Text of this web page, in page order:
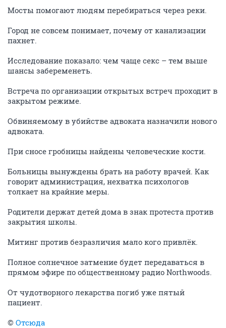
Мосты помогают людям перебираться через реки.
Город не совсем понимает, почему от канализации
пахнет.
Исследование показало: чем чаще секс – тем выше
шансы забеременеть.
Встреча по организации открытых встреч проходит в
закрытом режиме.
Обвиняемому в убийстве адвоката назначили нового
адвоката.
При сносе гробницы найдены человеческие кости.
Больницы вынуждены брать на работу врачей. Как
говорит администрация, нехватка психологов
толкает на крайние меры.
Родители держат детей дома в знак протеста против
закрытия школы.
Митинг против безразличия мало кого привлёк.
Полное солнечное затмение будет передаваться в
прямом эфире по общественному радио Northwoods.
От чудотворного лекарства погиб уже пятый
пациент.
© Отсюда